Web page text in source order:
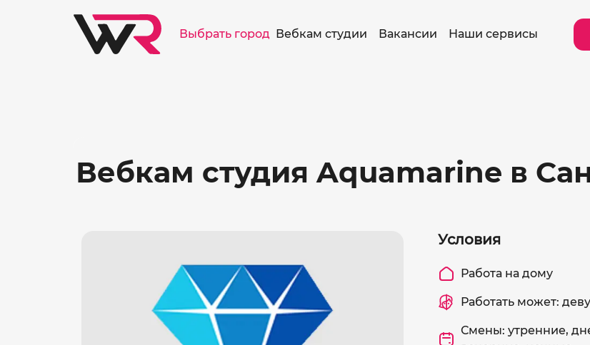
Выбрать город Вебкам студии Вакансии Наши сервисы
Вебкам студия Aquamarine в
Условия
Работа на дому
Работать может:
Смены: утренние,